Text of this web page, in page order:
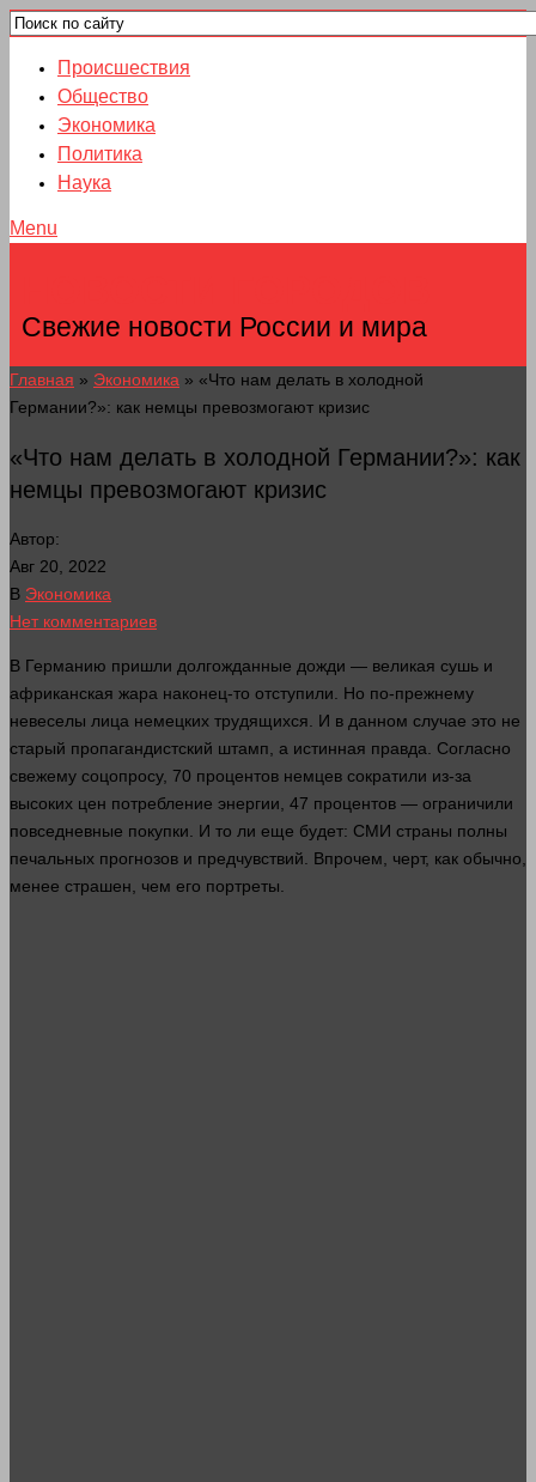
Происшествия
Общество
Экономика
Политика
Наука
Menu
Свежие новости России и мира
Главная » Экономика » «Что нам делать в холодной
Германии?»: как немцы превозмогают кризис
«Что нам делать в холодной Германии?»: как
немцы превозмогают кризис
Автор:
Авг 20, 2022
В Экономика
Нет комментариев
В Германию пришли долгожданные дожди — великая сушь и
африканская жара наконец-то отступили. Но по-прежнему
невеселы лица немецких трудящихся. И в данном случае это не
старый пропагандистский штамп, а истинная правда . Согласно
свежему соцопросу, 70 процентов немцев сократили из-за
высоких цен потребление энергии, 47 процентов — ограничили
повседневные покупки. И то ли еще будет: СМИ страны полны
печальных прогнозов и предчувствий. Впрочем, черт, как обычно,
менее страшен, чем его портреты.